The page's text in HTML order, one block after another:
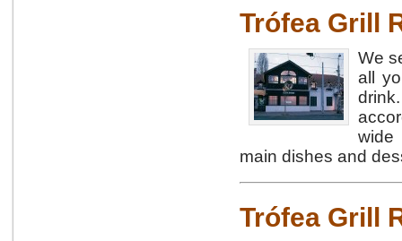
Trófea Grill
We
all
wide
main dishes and
Trófea Grill